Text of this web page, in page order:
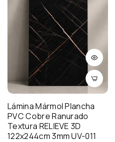
Lámina Mármol Plancha
PVC Cobre Ranurado
Textura RELIEVE 3D
122x244cm 3mm UV-011